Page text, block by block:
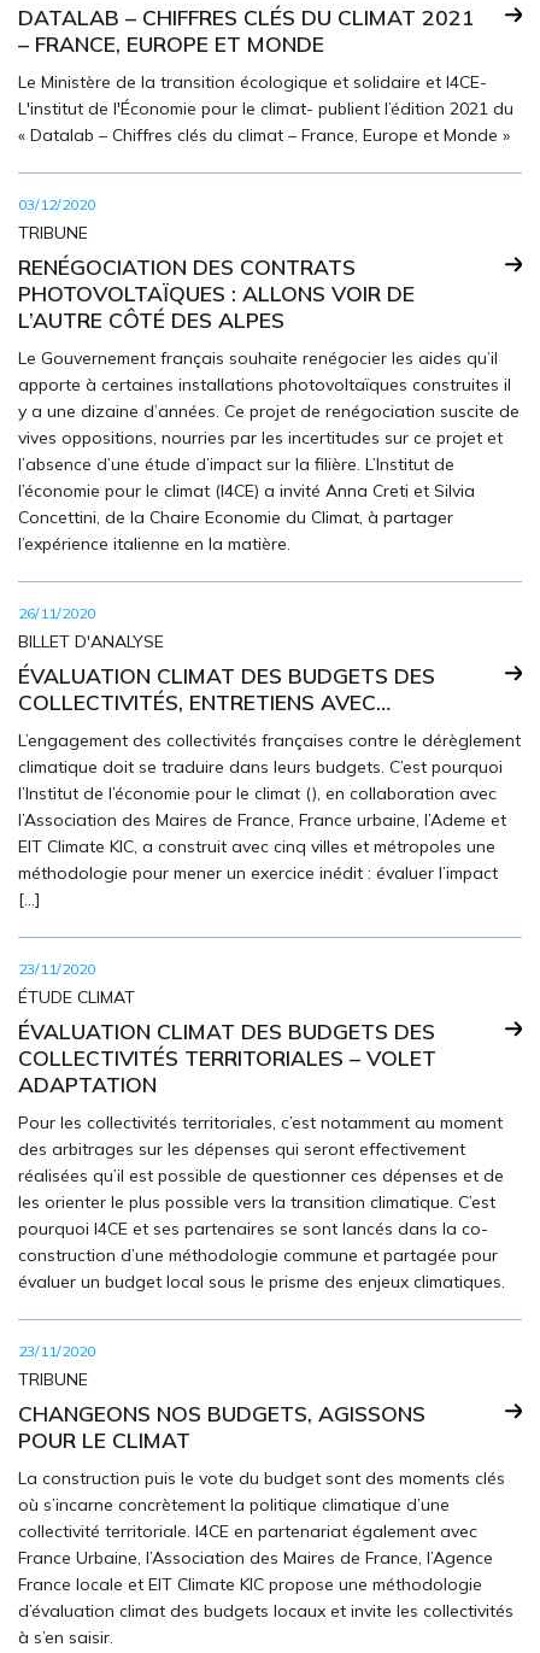
DATALAB – CHIFFRES CLÉS DU CLIMAT 2021
– FRANCE, EUROPE ET MONDE
Le Ministère de la transition écologique et solidaire et I4CE-
L'institut de l'Économie pour le climat- publient l’édition 2021 du
« Datalab – Chiffres clés du climat – France, Europe et Monde »
03/12/2020
TRIBUNE
RENÉGOCIATION DES CONTRATS
PHOTOVOLTAÏQUES : ALLONS VOIR DE
L’AUTRE CÔTÉ DES ALPES
Le Gouvernement français souhaite renégocier les aides qu’il
apporte à certaines installations photovoltaïques construites il
y a une dizaine d’années. Ce projet de renégociation suscite de
vives oppositions, nourries par les incertitudes sur ce projet et
l’absence d’une étude d’impact sur la filière. L’Institut de
l’économie pour le climat (I4CE) a invité Anna Creti et Silvia
Concettini, de la Chaire Economie du Climat, à partager
l’expérience italienne en la matière.
26/11/2020
BILLET D'ANALYSE
ÉVALUATION CLIMAT DES BUDGETS DES
COLLECTIVITÉS, ENTRETIENS AVEC…
L’engagement des collectivités françaises contre le dérèglement
climatique doit se traduire dans leurs budgets. C’est pourquoi
l’Institut de l’économie pour le climat (), en collaboration avec
l’Association des Maires de France, France urbaine, l’Ademe et
EIT Climate KIC, a construit avec cinq villes et métropoles une
méthodologie pour mener un exercice inédit : évaluer l’impact
[…]
23/11/2020
ÉTUDE CLIMAT
ÉVALUATION CLIMAT DES BUDGETS DES
COLLECTIVITÉS TERRITORIALES – VOLET
ADAPTATION
Pour les collectivités territoriales, c’est notamment au moment
des arbitrages sur les dépenses qui seront effectivement
réalisées qu’il est possible de questionner ces dépenses et de
les orienter le plus possible vers la transition climatique. C’est
pourquoi I4CE et ses partenaires se sont lancés dans la co-
construction d’une méthodologie commune et partagée pour
évaluer un budget local sous le prisme des enjeux climatiques.
23/11/2020
TRIBUNE
CHANGEONS NOS BUDGETS, AGISSONS
POUR LE CLIMAT
La construction puis le vote du budget sont des moments clés
où s’incarne concrètement la politique climatique d’une
collectivité territoriale. I4CE en partenariat également avec
France Urbaine, l’Association des Maires de France, l’Agence
France locale et EIT Climate KIC propose une méthodologie
d’évaluation climat des budgets locaux et invite les collectivités
à s’en saisir.